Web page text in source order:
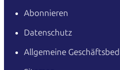
Abonnieren
Datenschutz
Allgemeine